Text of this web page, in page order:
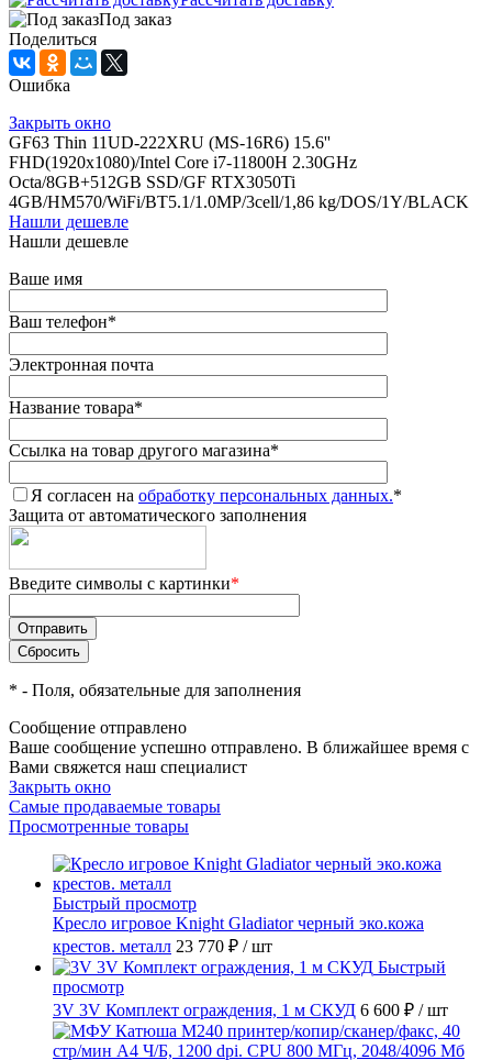
Под заказ
Поделиться
Ошибка
Закрыть окно
GF63 Thin 11UD-222XRU (MS-16R6) 15.6''
FHD(1920x1080)/Intel Core i7-11800H 2.30GHz
Octa/8GB+512GB SSD/GF RTX3050Ti
4GB/HM570/WiFi/BT5.1/1.0MP/3cell/1,86 kg/DOS/1Y/BLACK
Нашли дешевле
Нашли дешевле
Ваше имя
Ваш телефон*
Электронная почта
Название товара*
Ссылка на товар другого магазина*
Я согласен на обработку персональных данных.*
Защита от автоматического заполнения
Введите символы с картинки*
* - Поля, обязательные для заполнения
Сообщение отправлено
Ваше сообщение успешно отправлено. В ближайшее время с
Вами свяжется наш специалист
Закрыть окно
Самые продаваемые товары
Просмотренные товары
Быстрый просмотр
Кресло игровое Knight Gladiator черный эко.кожа
крестов. металл 23 770 ₽ / шт
Быстрый
просмотр
3V 3V Комплект ограждения, 1 м СКУД 6 600 ₽ / шт